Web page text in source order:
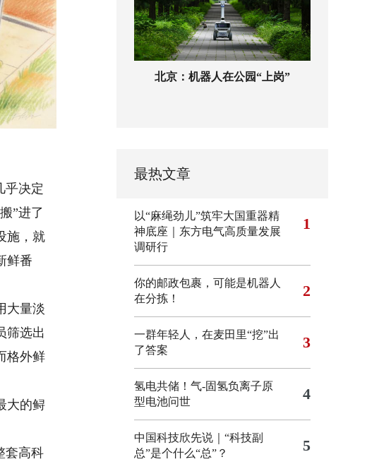
乎决定
”进了
施，就
鲜番
大量淡
筛选出
格外鲜
大的鲟
套高科
北京：机器人在公园“上岗”
最热文章
以“麻绳劲儿”筑牢大国重器精
神底座｜东方电气高质量发展
调研行
1
你的邮政包裹，可能是机器人
在分拣！
2
一群年轻人，在麦田里“挖”出
了答案
3
氢电共储！气-固氢负离子原
型电池问世
4
中国科技欣先说｜“科技副
总”是个什么“总”？
5